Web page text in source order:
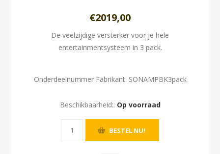
€2019,00
De veelzijdige versterker voor je hele
entertainmentsysteem in 3 pack.
Onderdeelnummer Fabrikant: SONAMPBK3pack
Beschikbaarheid:: Op voorraad